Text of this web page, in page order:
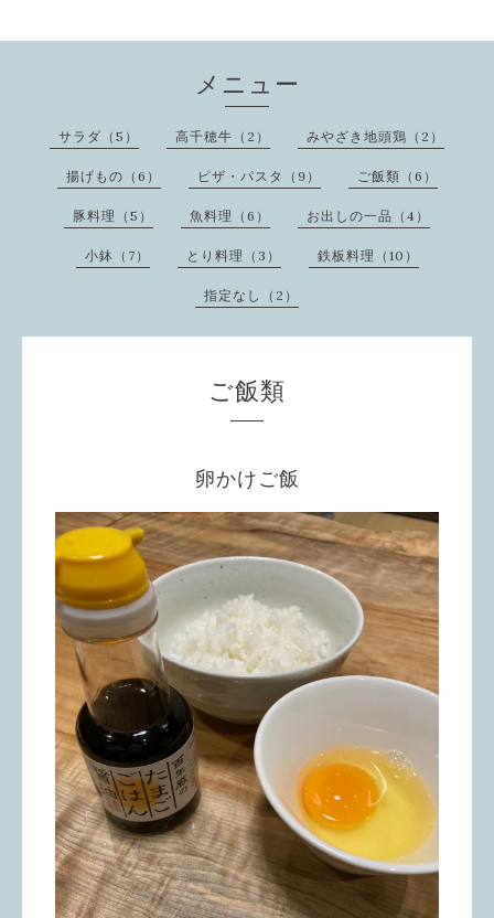
メニュー
サラダ（5） 高千穂牛（2） みやざき地頭鶏（2）
揚げもの（6） ピザ・パスタ（9） ご飯類（6）
豚料理（5） 魚料理（6） お出しの一品（4）
小鉢（7） とり料理（3） 鉄板料理（10）
指定なし（2）
ご飯類
卵かけご飯